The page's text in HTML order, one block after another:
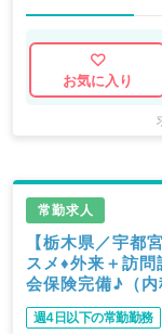
お気に入り
常勤求人
【栃木県／宇都
スメ♦外来＋訪
会保険完備♪（内
週4日以下の常勤勤務